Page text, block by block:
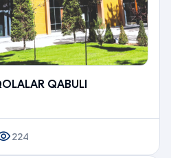
QABULI
224